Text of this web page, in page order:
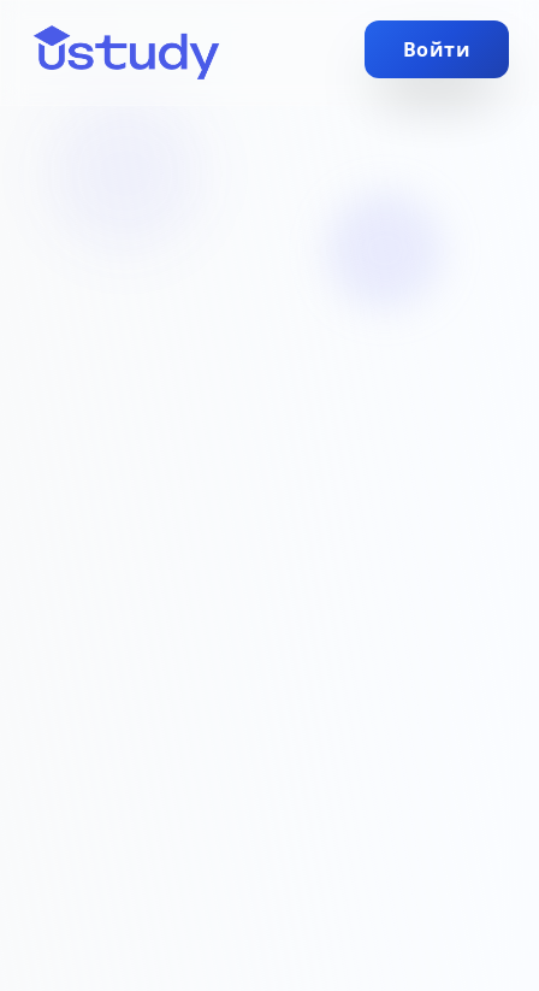
Войти